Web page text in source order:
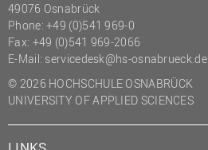
49076 Osnabrück
Phone: +49 (0)541 969-0
Fax: +49 (0)541 969-2066
E-Mail: servicedesk@hs-osnabrueck.de
© 2026 HOCHSCHULE OSNABRÜCK
UNIVERSITY OF APPLIED SCIENCES